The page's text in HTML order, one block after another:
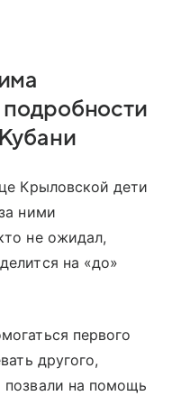
подробности
Крыловской дети
ними
не ожидал,
на «до»
первого
другого,
позвали на помощь